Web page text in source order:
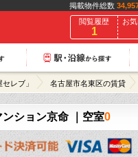
掲載物件総数
閲覧履歴
1
お
レブ」 名古屋市名東区の賃貸
ンション京命 ｜空室0